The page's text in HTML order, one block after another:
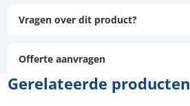
Vragen over dit product?
Offerte aanvragen
Gerelateerde producten